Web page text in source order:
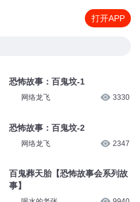
打开APP
恐怖故事：百鬼坟-1
网络龙飞 3330
恐怖故事：百鬼坟-2
网络龙飞 2347
百鬼葬天胎【恐怖故事会系列故
事】